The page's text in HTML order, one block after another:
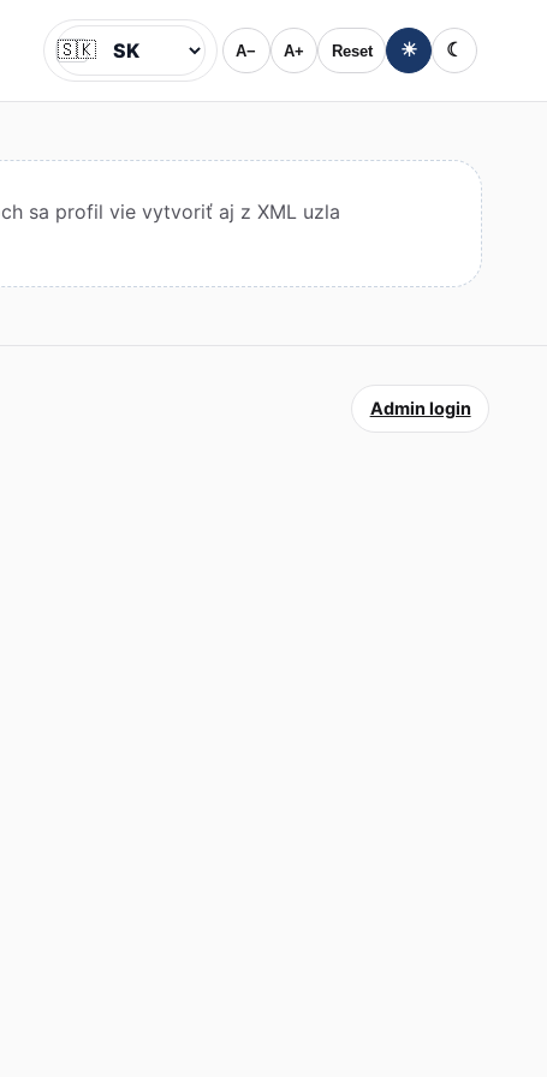
Jazyk
🇸🇰 A− A+ Reset ☀ ☾
sa profil vie vytvoriť aj z XML uzla
Admin login